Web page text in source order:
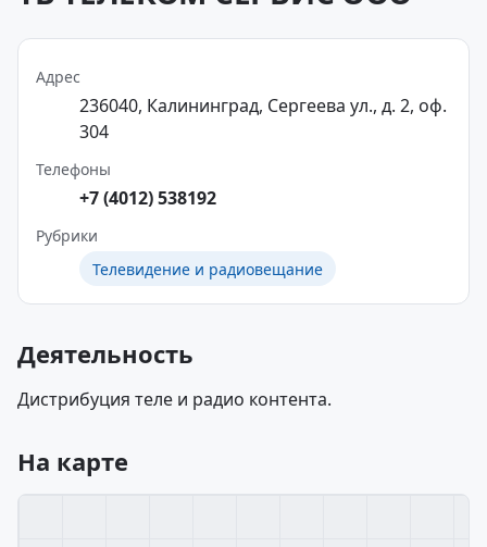
Адрес
236040, Калининград, Сергеева ул., д. 2, оф.
304
Телефоны
+7 (4012) 538192
Рубрики
Телевидение и радиовещание
Деятельность
Дистрибуция теле и радио контента.
На карте